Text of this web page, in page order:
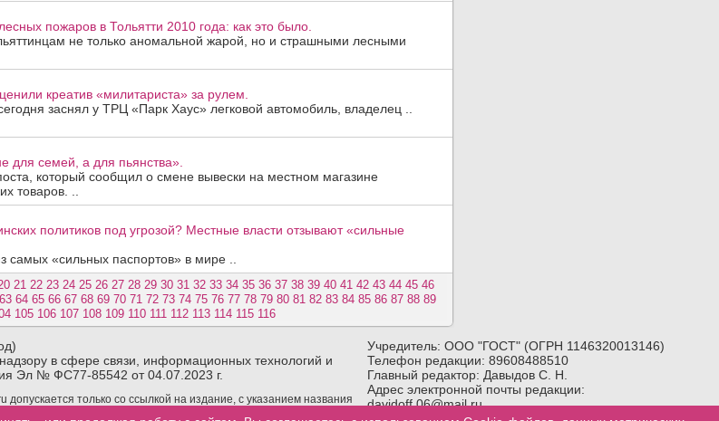
пожаров в Тольятти 2010 года: как это было.
не только аномальной жарой, но и страшными лесными
креатив «милитариста» за рулем.
заснял у ТРЦ «Парк Хаус» легковой автомобиль, владелец ..
для семей, а для пьянства».
который сообщил о смене вывески на местном магазине
товаров. ..
политиков под угрозой? Местные власти отзывают «сильные
самых «сильных паспортов» в мире ..
21 22 23 24 25 26 27 28 29 30 31 32 33 34 35 36 37 38 39 40 41 42 43 44 45 46
63 64 65 66 67 68 69 70 71 72 73 74 75 76 77 78 79 80 81 82 83 84 85 86 87 88 89
105 106 107 108 109 110 111 112 113 114 115 116
в сфере связи, информационных технологий и
Эл № ФС77-85542 от 04.07.2023 г.
только со ссылкой на издание, с указанием названия
Учредитель: ООО "ГОСТ" (ОГРН 1146320013146)
Телефон редакции: 89608488510
Главный редактор: Давыдов С. Н.
Адрес электронной почты редакции:
davidoff.06@mail.ru